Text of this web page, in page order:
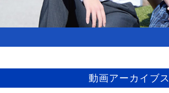
動画アーカイブス